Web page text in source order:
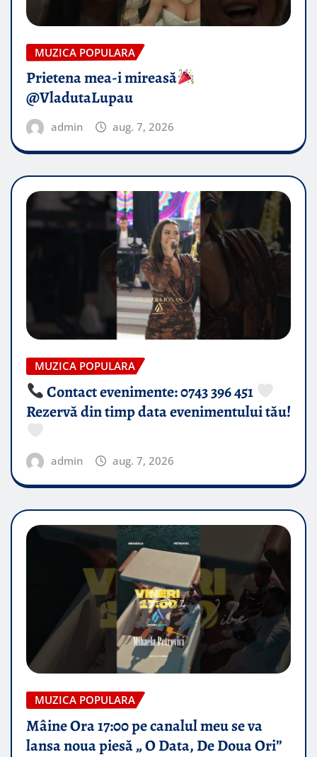
MUZICA POPULARA
Prietena mea-i mireasă​
@VladutaLupau
admin aug. 7, 2026
MUZICA POPULARA
Contact evenimente: 0743 396 451
Rezervă din timp data evenimentului tău!
admin aug. 7, 2026
MUZICA POPULARA
Mâine Ora 17:00 pe canalul meu se va
lansa noua piesă „ O Data, De Doua Ori”